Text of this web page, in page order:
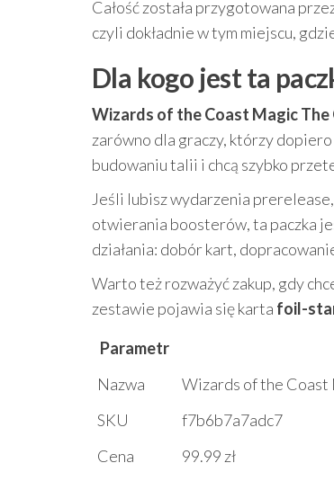
Całość została przygotowana
czyli dokładnie w tym miejscu,
Dla kogo jest ta
Wizards of the Coast Magic
zarówno dla graczy, którzy
budowaniu talii i chcą szybko
Jeśli lubisz wydarzenia
otwierania boosterów, ta paczka
działania: dobór kart,
Warto też rozważyć zakup, gdy
zestawie pojawia się karta foil-
Parametr
Nazwa
Wizards of the Coast
SKU
f7b6b7a7adc7
Cena
99.99 zł